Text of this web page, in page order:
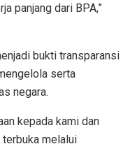
panjang dari BPA,”
bukti transparansi
serta
negara.
kepada kami dan
melalui